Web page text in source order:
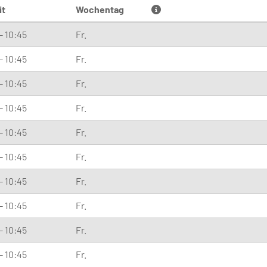
Wochentag
10:45 Fr.
10:45 Fr.
10:45 Fr.
10:45 Fr.
10:45 Fr.
10:45 Fr.
10:45 Fr.
10:45 Fr.
10:45 Fr.
10:45 Fr.